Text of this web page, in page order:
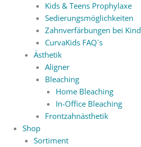
Kids & Teens Prophylaxe
Sedierungsmöglichkeiten
Zahnverfärbungen bei
CurvaKids FAQ´s
Ästhetik
Aligner
Bleaching
Home Bleaching
In-Office Bleaching
Frontzahnästhetik
Shop
Sortiment